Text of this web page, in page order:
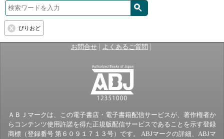
ぴりおど
お問合せ| よくあるご質問 |
ＡＢＪマークは、この電子書店・電子書籍配信サービスが、著作権者か
らコンテンツ使用許諾を得た正規版配信サービスであることを示す登録
商標（登録番号 第６０９１７１３号）です。 ABJマークの詳細、ABJマ